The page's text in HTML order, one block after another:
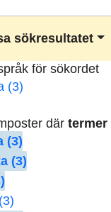
sökresultatet
för sökordet
(3)
därtermer
(3)
(3)